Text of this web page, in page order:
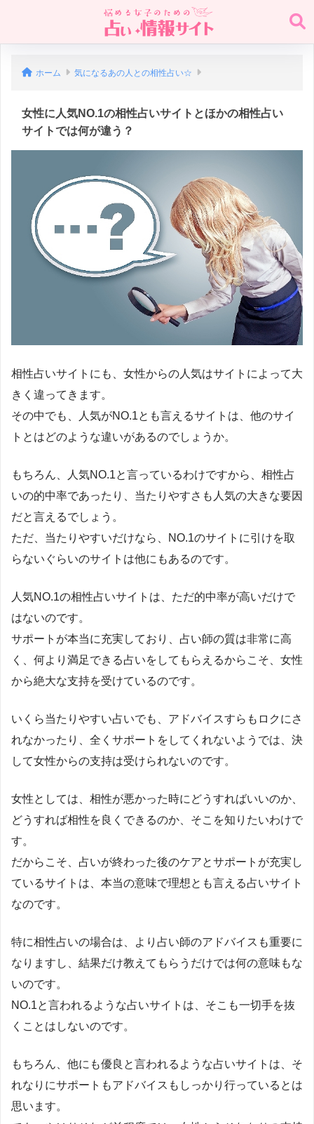
ホーム 気になるあの人との相性占い☆
女性に人気NO.1の相性占いサイトとほかの相性占い
サイトでは何が違う？
相性占いサイトにも、女性からの人気はサイトによって大
きく違ってきます。
その中でも、人気がNO.1とも言えるサイトは、他のサイ
トとはどのような違いがあるのでしょうか。
もちろん、人気NO.1と言っているわけですから、相性占
いの的中率であったり、当たりやすさも人気の大きな要因
だと言えるでしょう。
ただ、当たりやすいだけなら、NO.1のサイトに引けを取
らないぐらいのサイトは他にもあるのです。
人気NO.1の相性占いサイトは、ただ的中率が高いだけで
はないのです。
サポートが本当に充実しており、占い師の質は非常に高
く、何より満足できる占いをしてもらえるからこそ、女性
から絶大な支持を受けているのです。
いくら当たりやすい占いでも、アドバイスすらもロクにさ
れなかったり、全くサポートをしてくれないようでは、決
して女性からの支持は受けられないのです。
女性としては、相性が悪かった時にどうすればいいのか、
どうすれば相性を良くできるのか、そこを知りたいわけで
す。
だからこそ、占いが終わった後のケアとサポートが充実し
ているサイトは、本当の意味で理想とも言える占いサイト
なのです。
特に相性占いの場合は、より占い師のアドバイスも重要に
なりますし、結果だけ教えてもらうだけでは何の意味もな
いのです。
NO.1と言われるような占いサイトは、そこも一切手を抜
くことはしないのです。
もちろん、他にも優良と言われるような占いサイトは、そ
れなりにサポートもアドバイスもしっかり行っているとは
思います。